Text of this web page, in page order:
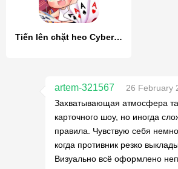
Tiến lên chặt heo Cybernetic
artem-321567
26 February
Захватывающая атмосфера
карточного шоу, но иногда
правила. Чувствую себя
когда противник резко
Визуально всё оформлено